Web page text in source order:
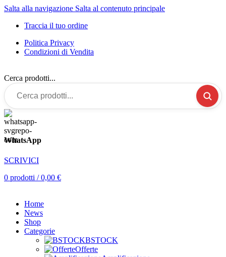
Salta alla navigazione Salta al contenuto principale
Traccia il tuo ordine
Politica Privacy
Condizioni di Vendita
Cerca prodotti...
WhatsApp
SCRIVICI
0 prodotti / 0,00 €
Home
News
Shop
Categorie
BSTOCK
Offerte